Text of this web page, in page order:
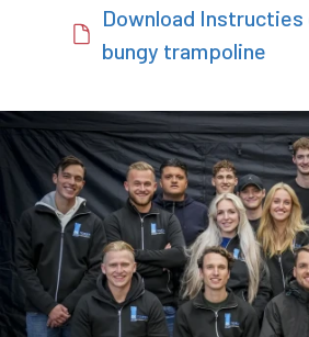
Download
bungy trampoline